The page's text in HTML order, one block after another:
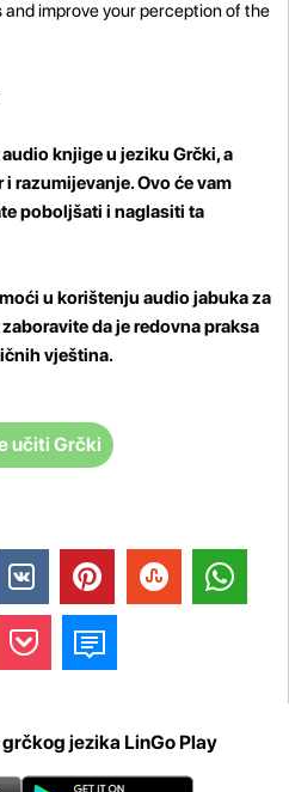
improve your perception of the
knjige u jeziku Grčki, a
razumijevanje. Ovo će vam
poboljšati i naglasiti ta
u korištenju audio jabuka za
da jeredovna praksa
vještina.
učiti Grčki
jezika LinGo Play